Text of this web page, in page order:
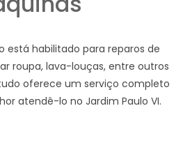
está habilitado para reparos de
roupa, lava-louças, entre outros
oferece um serviço completo
atendê-lo no Jardim Paulo VI.